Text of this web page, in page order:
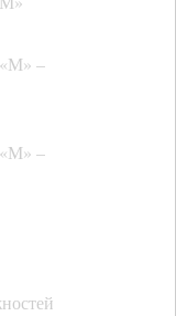
«М» –
«М» –